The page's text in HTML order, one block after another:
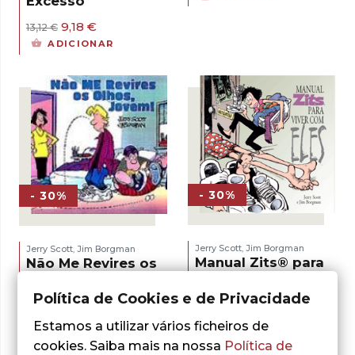
13,12€ O
preço
13,12 €.
9,18 €
preço
9,18 €.
ADICIONAR
- 30%
Jerry Scott, Jim Borgman
Não Me Revires os
13,12€ O
original
era:
9,18€O
atual
é:
LER MAIS
- 30%
Jerry Scott, Jim Borgman
Manual Zits® para
12,00€ O
original
era:
8,40€O
é:
LER MAIS
Política de Cookies e de Privacidade
Estamos a utilizar vários ficheiros de
cookies. Saiba mais na nossa Política de